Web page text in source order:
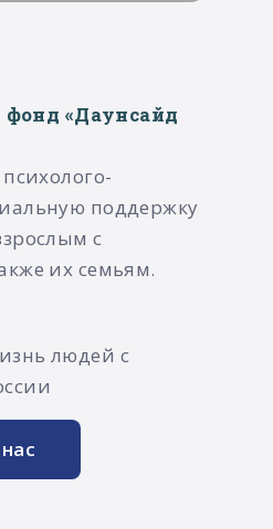
«Даунсайд
поддержку
с
их семьям.​
людей с